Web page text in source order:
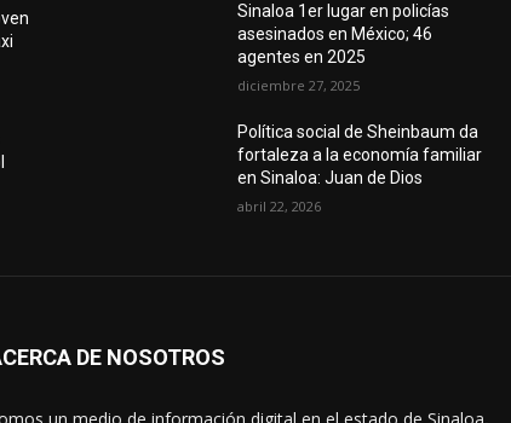
Sinaloa 1er lugar en policías
asesinados en México; 46
agentes en 2025
diciembre 27, 2025
Política social de Sheinbaum da
fortaleza a la economía familiar
en Sinaloa: Juan de Dios
abril 22, 2026
DE NOSOTROS